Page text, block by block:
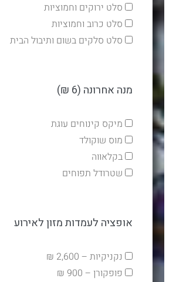
סלט ירוקים וחמוציות
סלט כרוב וחמוציות
סלט סלקים בשום ותיבול הבית
מנה אחרונה (6 ₪)
מיקס קינוחים עוגת
מוס שוקולד
בקלאווה
שטרודל תפוחים
אופציה לעמדות מזון לאירוע
נקניקיות – 2,600 ₪
פופקורן – 900 ₪